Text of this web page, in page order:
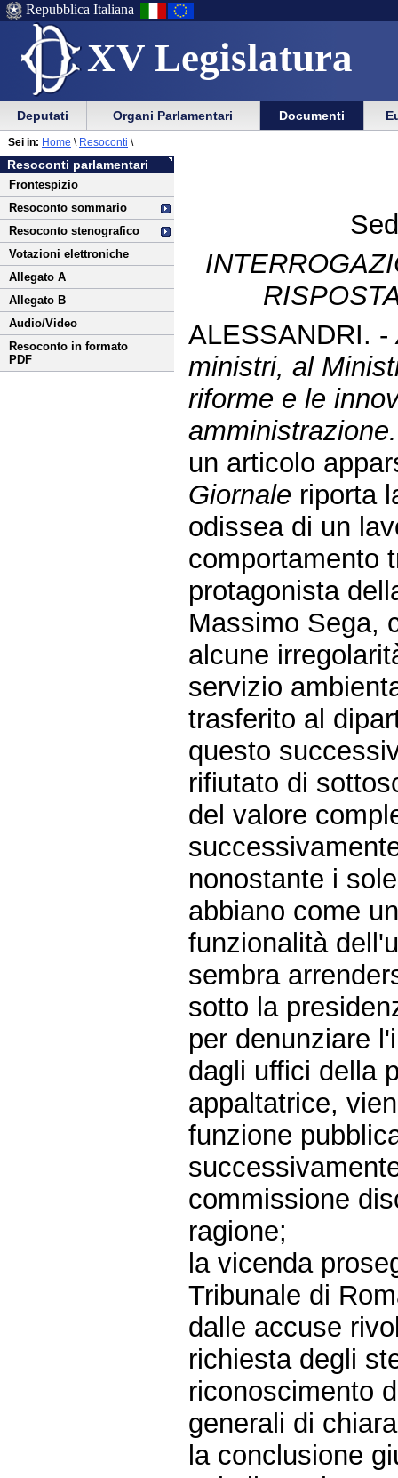
XV Legislatura
Menu
di
ausilio
alla
navigazione
Vai
Menu
di
navigazione
principale
Repubblica Italiana
Menu
di
navigazione
principale
Vai
menu
di
sezione
Deputati Organi Parlamentari Documenti
Vai
al
contenuto
Resoconti parlamentari
Frontespizio
Resoconto sommario
Resoconto stenografico
Votazioni elettroniche
Allegato A
Allegato B
Audio/Video
Resoconto in formato
PDF
Sei in: Home \ Resoconti \
ALESSANDRI. -
ministri, al
riforme e le
un articolo
Giornale riporta
odissea di un
comportamento
protagonista
Massimo Sega,
alcune
servizio
trasferito al
questo
rifiutato di
del valore
nonostante i
abbiano come
funzionalità
sembra
sotto la
per denunziare
dagli uffici della
appaltatrice,
funzione
commissione
ragione;
la vicenda
Tribunale di
dalle accuse
richiesta degli
riconoscimento
generali di
la conclusione